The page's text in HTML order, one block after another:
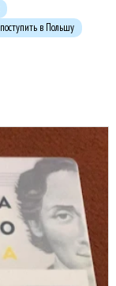
поступить в Польшу